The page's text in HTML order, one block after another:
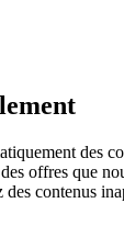
des
offres que
des contenus